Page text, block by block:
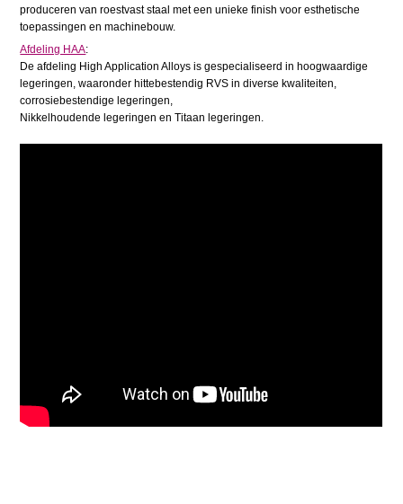
produceren van roestvast staal met een unieke finish voor esthetische
toepassingen en machinebouw.
Afdeling HAA:
De afdeling High Application Alloys is gespecialiseerd in hoogwaardige
legeringen, waaronder hittebestendig RVS in diverse kwaliteiten,
corrosiebestendige legeringen,
Nikkelhoudende legeringen en Titaan legeringen.